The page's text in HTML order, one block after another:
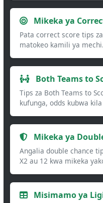
Mikeka ya
Pata correct score tips
matokeo kamili ya mechi.
Both Teams to
Tips za Both Teams to
kufunga, odds kubwa
Mikeka ya
Angalia double chance
X2 au 12 kwa mikeka
Misimamo ya